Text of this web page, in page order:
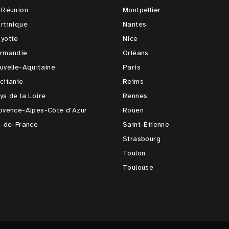
Aquitaine
de la Loire
Alpes-Côte d'Azur
de-France
Montpellier
Nantes
Nice
Orléans
Paris
Reims
Rennes
Rouen
Saint-Étienne
Strasbourg
Toulon
Toulouse